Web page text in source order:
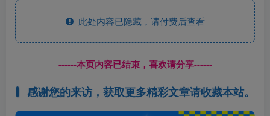
此处内容已隐藏，请付费后查看
------本页内容已结束，喜欢请分享------
感谢您的来访，获取更多精彩文章请收藏本站。